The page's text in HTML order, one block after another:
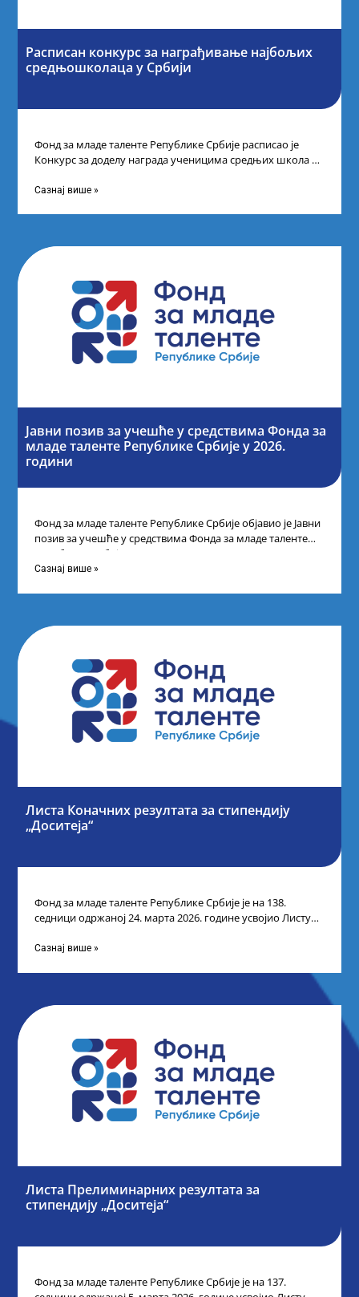
Расписан конкурс за награђивање најбољих
средњошколаца у Србији
Фонд за младе таленте Републике Србије расписао је
Конкурс за доделу награда ученицима средњих школа за
Сазнај више »
Јавни позив за учешће у средствима Фонда за
младе таленте Републике Србије у 2026.
години
Фонд за младе таленте Републике Србије објавио је Јавни
позив за учешће у средствима Фонда за младе таленте
Републике Србије
Сазнај више »
Листа Коначних резултата за стипендију
„Доситеја“
Фонд за младе таленте Републике Србије је на 138.
седници одржаној 24. марта 2026. године усвојио Листу
Сазнај више »
Листа Прелиминарних резултата за
стипендију „Доситеја“
Фонд за младе таленте Републике Србије је на 137.